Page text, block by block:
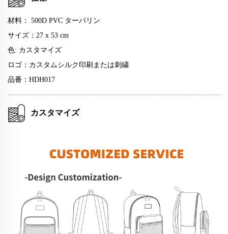
材料： 500D PVC ターパリン
サイズ：27 x 53 cm
色: カスタマイズ
ロゴ：カスタムシルク印刷または刺繍
品番：HDH017
カスタマイズ